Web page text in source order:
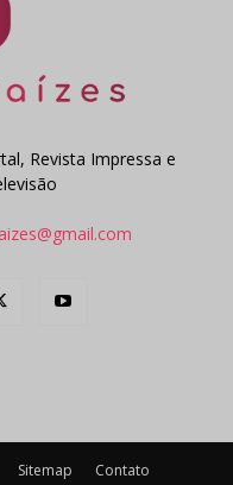
Revista Impressa e
Sitemap Contato